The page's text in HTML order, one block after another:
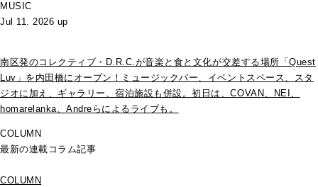
MUSIC
Jul 11. 2026 up
南区発のコレクティブ・D.R.C.が⾳楽と⾷と⽂化が交差する場所「Quest
Luv」を内田橋にオープン！ミュージックバー、イベントスペース、スタ
ジオに加え、ギャラリー、宿泊施設も併設。初日は、COVAN、NEI、
homarelanka、Andreらによるライブも。
COLUMN
最新の連載コラム記事
COLUMN